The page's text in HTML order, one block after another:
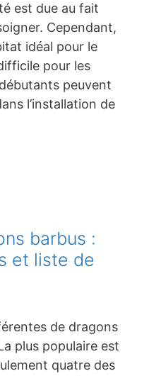
est due au fait
Cependant,
idéal pour le
pour les
peuvent
l’installation de
barbus :
et liste de
de dragons
plus populaire est
quatre des